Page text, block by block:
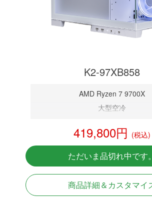
K2-97XB858
AMD Ryzen 7 9700X
大型空冷
RTX 5080 16GB
NVMeSSD 1TB
Windows11 Home 64bit
419,800円 (税込)
ただいま品切れ中です。
商品詳細＆カスタマイ